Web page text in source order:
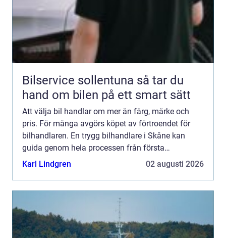
Bilservice sollentuna så tar du
hand om bilen på ett smart sätt
Att välja bil handlar om mer än färg, märke och
pris. För många avgörs köpet av förtroendet för
bilhandlaren. En trygg bilhandlare i Skåne kan
guida genom hela processen från första
provkörning till finansiering, försäkring och
Karl Lindgren 02 augusti 2026